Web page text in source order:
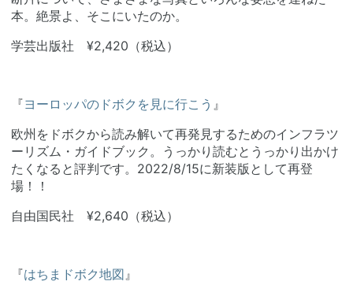
本。絶景よ、そこにいたのか。
学芸出版社 ¥2,420（税込）
『ヨーロッパのドボクを見に行こう 』
欧州をドボクから読み解いて再発見するためのインフラツ
ーリズム・ガイドブック。うっかり読むとうっかり出かけ
たくなると評判です。2022/8/15に新装版として再登
場！！
自由国民社 ¥2,640（税込）
『はちまドボク地図』